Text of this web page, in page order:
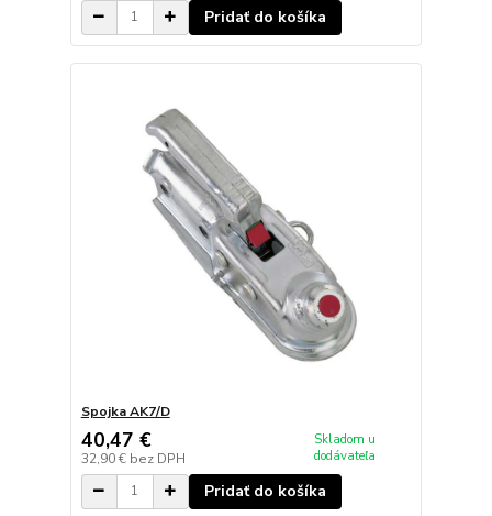
Pridať do košíka
Spojka AK7/D
40,47 €
32,90 € bez DPH
Skladom u
dodávateľa
Pridať do košíka